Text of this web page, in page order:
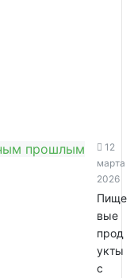
12
марта
2026
Пище
вые
прод
укты
с